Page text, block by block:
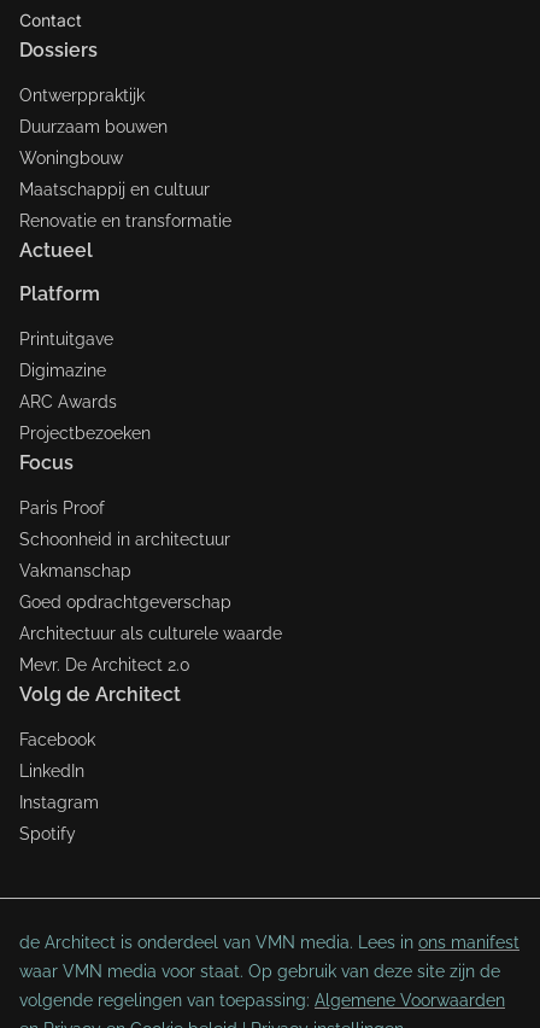
Contact
Dossiers
Ontwerppraktijk
Duurzaam bouwen
Woningbouw
Maatschappij en cultuur
Renovatie en transformatie
Actueel
Platform
Printuitgave
Digimazine
ARC Awards
Projectbezoeken
Focus
Paris Proof
Schoonheid in architectuur
Vakmanschap
Goed opdrachtgeverschap
Architectuur als culturele waarde
Mevr. De Architect 2.0
Volg de Architect
Facebook
LinkedIn
Instagram
Spotify
de Architect is onderdeel van VMN media. Lees in ons manifest
waar VMN media voor staat. Op gebruik van deze site zijn de
volgende regelingen van toepassing: Algemene Voorwaarden